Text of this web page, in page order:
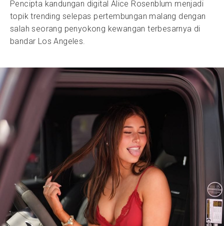
Pencipta kandungan digital Alice Rosenblum menjadi
topik trending selepas pertembungan malang dengan
salah seorang penyokong kewangan terbesarnya di
bandar Los Angeles.